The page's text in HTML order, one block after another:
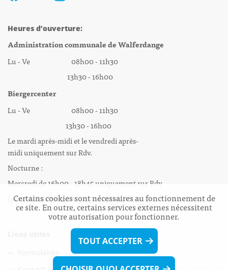
Heures d’ouverture:
Administration communale de Walferdange
Lu - Ve 08h00 - 11h30
13h30 - 16h00
Biergercenter
Lu - Ve 08h00 - 11h30
13h30 - 16h00
Le mardi après-midi et le vendredi après-
midi uniquement sur Rdv.
Nocturne :
Mercredi de 16h00 - 18h45 uniquement sur Rdv
(prise de Rdv possible jusqu'à mardi 11h30).
Certains cookies sont nécessaires au fonctionnement de
ce site. En outre, certains services externes nécessitent
votre autorisation pour fonctionner.
TOUT ACCEPTER